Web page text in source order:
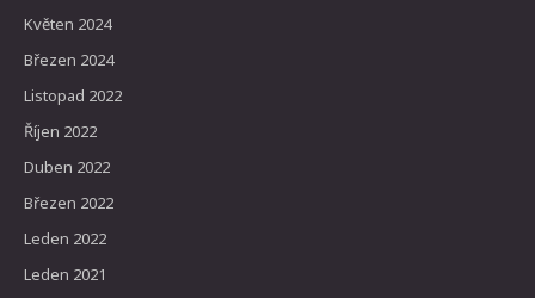
Květen 2024
Březen 2024
Listopad 2022
Říjen 2022
Duben 2022
Březen 2022
Leden 2022
Leden 2021